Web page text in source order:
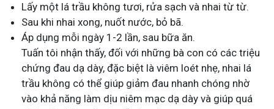
Lấy một lá trầu không tươi, rửa sạch và nhai từ từ.
Sau khi nhai xong, nuốt nước, bỏ bã.
Áp dụng mỗi ngày 1-2 lần, sau bữa ăn.
Tuấn tôi nhận thấy, đối với những bà con có các triệu
chứng đau dạ dày, đặc biệt là viêm loét nhẹ, nhai lá
trầu không có thể giúp giảm đau nhanh chóng nhờ
vào khả năng làm dịu niêm mạc dạ dày và giúp quá